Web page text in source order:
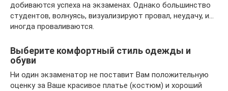
добиваются успеха на экзаменах. Однако большинство
студентов, волнуясь, визуализируют провал, неудачу, и…
иногда проваливаются.
Выберите комфортный стиль одежды и
обуви
Ни один экзаменатор не поставит Вам положительную
оценку за Ваше красивое платье (костюм) и хороший